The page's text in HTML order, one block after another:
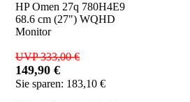
HP Omen 27q 780H4E9
68.6 cm (27") WQHD
Monitor
UVP 333,00 €
149,90 €
Sie sparen: 183,10 €